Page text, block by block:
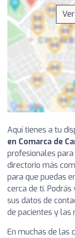
Aquí tienes a tu
en Comarca de
profesionales
directorio más
para que puedas
cerca de ti.
sus datos de
de pacientes y las
En muchas de las